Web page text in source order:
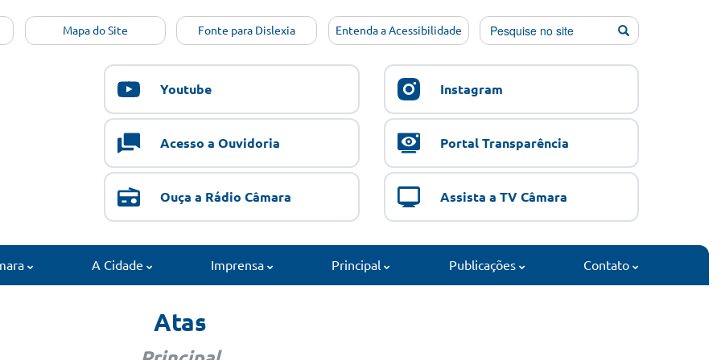
Mapa do Site Fonte para Dislexia Entenda a Acessibilidade
Youtube Instagram
Acesso a Ouvidoria Portal Transparência
Ouça a Rádio Câmara Assista a TV Câmara
A Cidade Imprensa Principal Publicações Contato
Atas